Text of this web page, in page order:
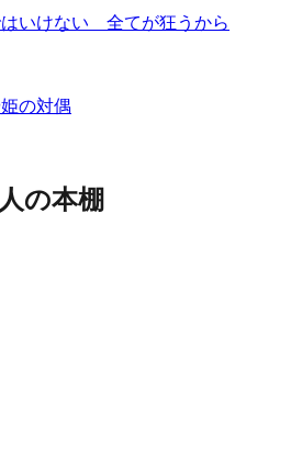
いけない 全てが狂うから
の対偶
の本棚